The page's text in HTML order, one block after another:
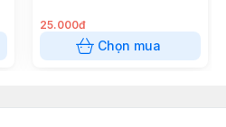
25.000đ
Chọn mua